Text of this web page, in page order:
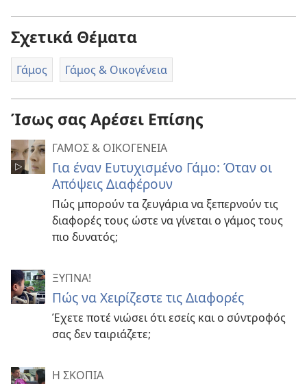
Σχετικά Θέματα
Γάμος Γάμος & Οικογένεια
Ίσως σας Αρέσει Επίσης
ΓΑΜΟΣ & ΟΙΚΟΓΕΝΕΙΑ
Για έναν Ευτυχισμένο Γάμο: Όταν οι
Απόψεις Διαφέρουν
Πώς μπορούν τα ζευγάρια να ξεπερνούν τις
διαφορές τους ώστε να γίνεται ο γάμος τους
πιο δυνατός;
ΞΥΠΝΑ!
Πώς να Χειρίζεστε τις Διαφορές
Έχετε ποτέ νιώσει ότι εσείς και ο σύντροφός
σας δεν ταιριάζετε;
Η ΣΚΟΠΙΑ